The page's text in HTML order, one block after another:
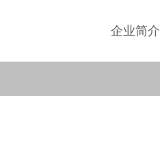
企业简介